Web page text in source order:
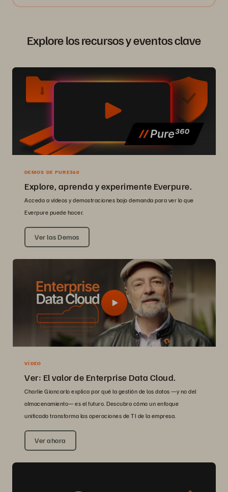
Explore los recursos y eventos clave
DEMOS DE PURE360
Explore, aprenda y experimente Everpure.
Acceda a vídeos y demostraciones bajo demanda para ver lo que
Everpure puede hacer.
Ver las Demos
VÍDEO
Ver: El valor de Enterprise Data Cloud.
Charlie Giancarlo explica por qué la gestión de los datos —y no del
almacenamiento— es el futuro. Descubra cómo un enfoque
unificado transforma las operaciones de TI de la empresa.
Ver ahora